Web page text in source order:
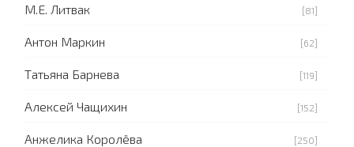
М.Е. Литвак [81]
Антон Маркин [62]
Татьяна Барнева [119]
Алексей Чащихин [152]
Анжелика Королёва [250]